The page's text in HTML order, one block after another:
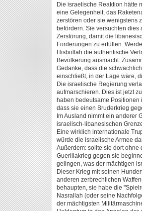
Die israelische Reaktion hätte
eine Gelegenheit, das
zerstören oder sie wenigstens
befördern. Sie versuchten
Zerstörung, damit die
Forderungen zu erfüllen.
Hisbollah die authentische
Bevölkerung ausmacht.
Gedanke, dass die
einschließt, in der Lage wäre,
Die israelische Regierung
aufmarschieren. Dies ist jetzt
haben bedeutsame Positionen
dass sie einen Bruderkrieg
Im Ausland nimmt ein anderer
israelisch-libanesischen
Eine wirklich internationale
würde die israelische Armee
Außerdem: sollte sie dort
Guerillakrieg gegen sie
gelingen, was der mächtigen
Dieser Krieg mit seinen
anderen zerbrechlichen
behaupten, sie habe die
Nasrallah (oder seine
der mächtigsten